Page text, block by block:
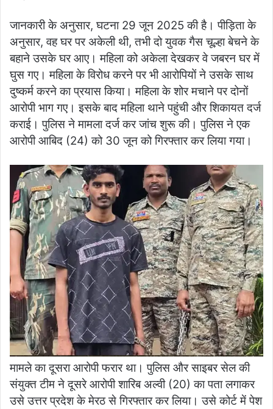
जानकारी के अनुसार, घटना 29 जून 2025 की है। पीड़िता के
अनुसार, वह घर पर अकेली थी, तभी दो युवक गैस चूल्हा बेचने के
बहाने उसके घर आए। महिला को अकेला देखकर वे जबरन घर में
घुस गए। महिला के विरोध करने पर भी आरोपियों ने उसके साथ
दुष्कर्म करने का प्रयास किया। महिला के शोर मचाने पर दोनों
आरोपी भाग गए। इसके बाद महिला थाने पहुंची और शिकायत दर्ज
कराई। पुलिस ने मामला दर्ज कर जांच शुरू की। पुलिस ने एक
आरोपी आबिद (24) को 30 जून को गिरफ्तार कर लिया गया।
मामले का दूसरा आरोपी फरार था। पुलिस और साइबर सेल की
संयुक्त टीम ने दूसरे आरोपी शारिब अल्वी (20) का पता लगाकर
उसे उत्तर प्रदेश के मेरठ से गिरफ्तार कर लिया। उसे कोर्ट में पेश